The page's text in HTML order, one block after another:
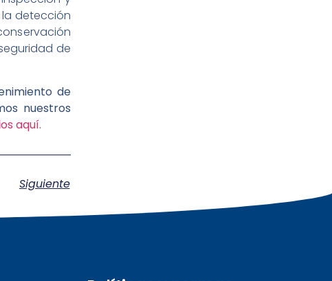
la detección
de
de
nuestros
aquí.
Siguiente